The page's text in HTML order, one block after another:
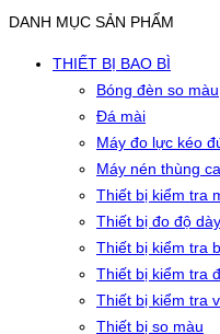
DANH MỤC SẢN PHẨM
THIẾT BỊ BAO BÌ
Bóng đèn so màu
Đá mài
Máy đo lực kéo
Máy nén thùng
Thiết bị kiểm tra
Thiết bị đo độ
Thiết bị kiểm tra
Thiết bị kiểm tra
Thiết bị kiểm tra
Thiết bị so màu